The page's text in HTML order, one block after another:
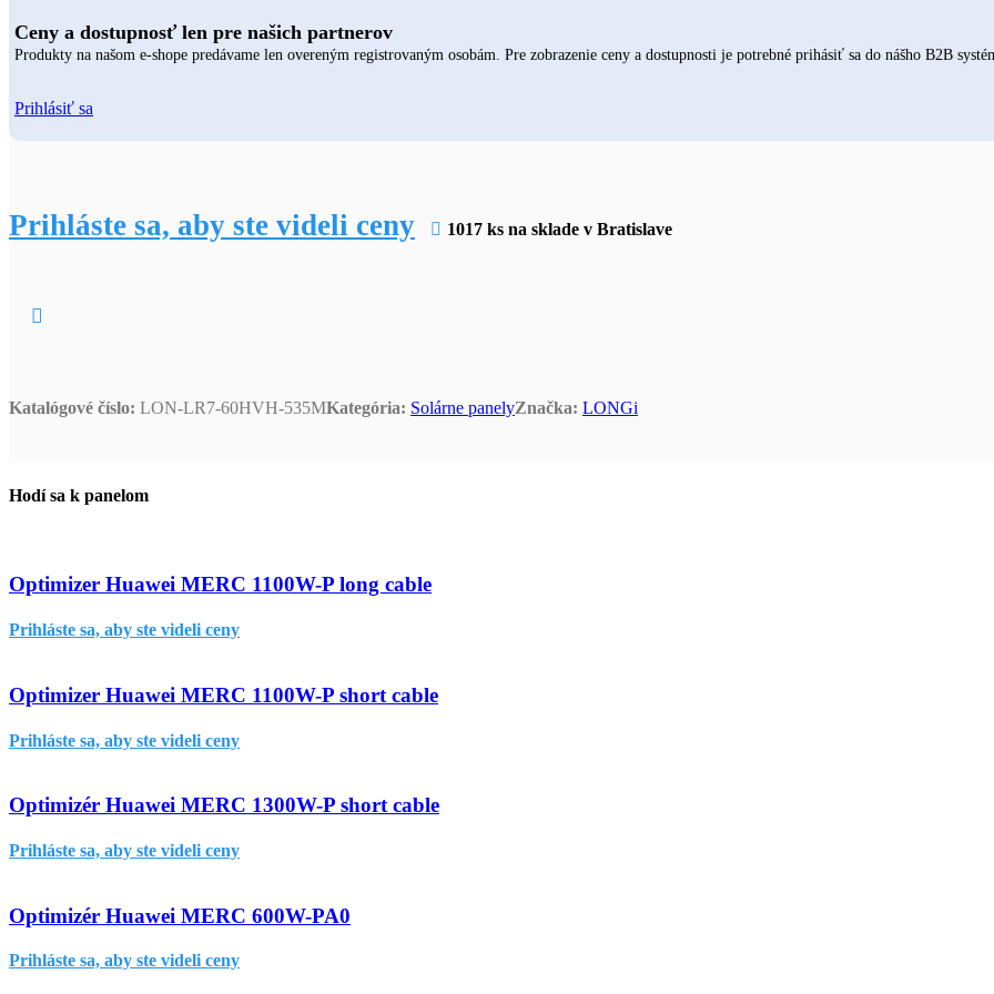
Ceny a dostupnosť len pre našich partnerov
Produkty na našom e-shope predávame len overeným registrovaným osobám. Pre zobrazenie ceny a dostupnosti je potrebné prihásiť sa do nášho B2B
Prihlásiť sa
Prihláste sa, aby ste videli ceny 1017 ks na sklade v Bratislave
Katalógové číslo: LON-LR7-60HVH-535MKategória: Solárne panelyZnačka: LONGi
Hodí sa k panelom
Optimizer Huawei MERC 1100W-P long cable
Prihláste sa, aby ste videli ceny
Optimizer Huawei MERC 1100W-P short cable
Prihláste sa, aby ste videli ceny
Optimizér Huawei MERC 1300W-P short cable
Prihláste sa, aby ste videli ceny
Optimizér Huawei MERC 600W-PA0
Prihláste sa, aby ste videli ceny